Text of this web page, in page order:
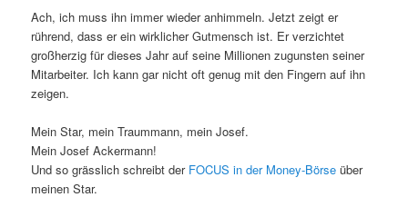
Ach, ich muss ihn immer wieder anhimmeln. Jetzt zeigt er
rührend, dass er ein wirklicher Gutmensch ist. Er verzichtet
großherzig für dieses Jahr auf seine Millionen zugunsten seiner
Mitarbeiter. Ich kann gar nicht oft genug mit den Fingern auf ihn
zeigen.
Mein Star, mein Traummann, mein Josef.
Mein Josef Ackermann!
Und so grässlich schreibt der FOCUS in der Money-Börse über
meinen Star.